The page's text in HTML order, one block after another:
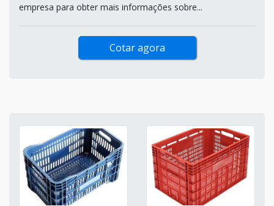
empresa para obter mais informações sobre...
Cotar agora